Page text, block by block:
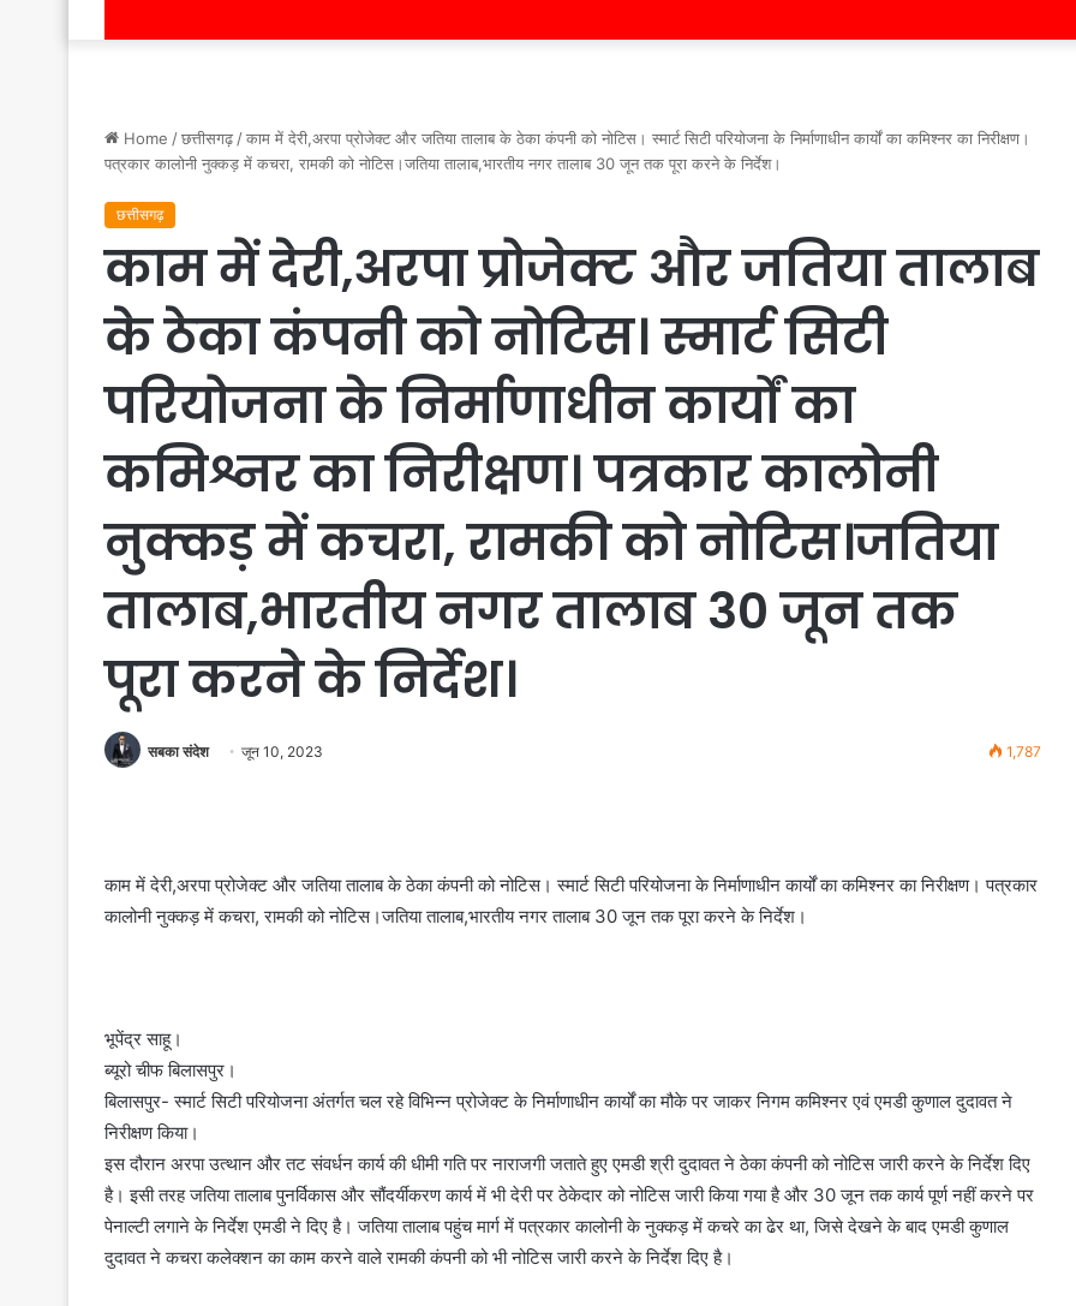
Home /छत्तीसगढ़ /काम में देरी,अरपा प्रोजेक्ट और जतिया तालाब के ठेका कंपनी को नोटिस। स्मार्ट सिटी परियोजना के निर्माणाधीन कार्यों का कमिश्नर का निरीक्षण।
पत्रकार कालोनी नुक्कड़ में कचरा, रामकी को नोटिस।जतिया तालाब,भारतीय नगर तालाब 30 जून तक पूरा करने के निर्देश।
छत्तीसगढ़
काम में देरी,अरपा प्रोजेक्ट और जतिया तालाब
के ठेका कंपनी को नोटिस। स्मार्ट सिटी
परियोजना के निर्माणाधीन कार्यों का
कमिश्नर का निरीक्षण। पत्रकार कालोनी
नुक्कड़ में कचरा, रामकी को नोटिस।जतिया
तालाब,भारतीय नगर तालाब 30 जून तक
पूरा करने के निर्देश।
सबका संदेश जून 10, 2023 1,787
काम में देरी,अरपा प्रोजेक्ट और जतिया तालाब के ठेका कंपनी को नोटिस। स्मार्ट सिटी परियोजना के निर्माणाधीन कार्यों का कमिश्नर का निरीक्षण। पत्रकार
कालोनी नुक्कड़ में कचरा, रामकी को नोटिस।जतिया तालाब,भारतीय नगर तालाब 30 जून तक पूरा करने के निर्देश।
भूपेंद्र साहू।
ब्यूरो चीफ बिलासपुर।
बिलासपुर- स्मार्ट सिटी परियोजना अंतर्गत चल रहे विभिन्न प्रोजेक्ट के निर्माणाधीन कार्यों का मौके पर जाकर निगम कमिश्नर एवं एमडी कुणाल दुदावत ने
निरीक्षण किया।
इस दौरान अरपा उत्थान और तट संवर्धन कार्य की धीमी गति पर नाराजगी जताते हुए एमडी श्री दुदावत ने ठेका कंपनी को नोटिस जारी करने के निर्देश दिए
है। इसी तरह जतिया तालाब पुनर्विकास और सौंदर्यीकरण कार्य में भी देरी पर ठेकेदार को नोटिस जारी किया गया है और 30 जून तक कार्य पूर्ण नहीं करने पर
पेनाल्टी लगाने के निर्देश एमडी ने दिए है। जतिया तालाब पहुंच मार्ग में पत्रकार कालोनी के नुक्कड़ में कचरे का ढेर था, जिसे देखने के बाद एमडी कुणाल
दुदावत ने कचरा कलेक्शन का काम करने वाले रामकी कंपनी को भी नोटिस जारी करने के निर्देश दिए है।